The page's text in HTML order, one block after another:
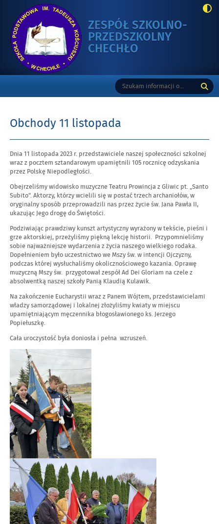
ZESPÓŁ SZKOLNO-
PRZEDSZKOLNY
CHECHŁO
11
LISTOPADA
Wyszukiwarka
Tutaj
wpisz
szukaną
Obchody 11 listopada
Opublikowano
w
dniu
Dnia 11 listopada 2023 r. przedstawiciele naszej społeczności szkolnej
wraz z pocztem sztandarowym upamiętnili 105 rocznicę odzyskania
przez Polskę Niepodległości.
Obejrzeliśmy widowisko muzyczne Teatru Prowincja z Gliwic pt. „Santo
Subito”. Aktorzy, którzy wcielili się w postać trzech archaniołów, w
oryginalny sposób przeprowadzili nas przez życie św. Jana Pawła II,
ukazując Jego drogę do Świętości.
Podziwiając prawdziwy kunszt artystyczny wyrażony w tekście, pieśni i
grze aktorskiej, przeżyliśmy piękną lekcję historii. Przypomnieliśmy
sobie najważniejsze wydarzenia z życia naszego wielkiego rodaka.
Dopełnieniem było uczestnictwo we Mszy św. w intencji Ojczyzny,
podczas której wysłuchaliśmy okolicznościowego kazania. Oprawę
muzyczną Mszy św. przygotował zespół Ad Dei Gloriam na czele z
absolwentką naszej szkoły Panią Klaudią Kulawik.
Na zakończenie Eucharystii wraz z Panem Wójtem, przedstawicielami
władzy samorządowej i lokalnej złożyliśmy kwiaty w miejscu
upamiętniającym męczennika błogosławionego ks. Jerzego
Popiełuszkę.
Cała uroczystość była doniosła i pełna wzruszeń.